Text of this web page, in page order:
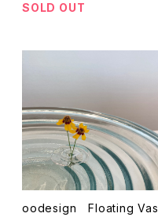
SOLD OUT
oodesign Floating Vas